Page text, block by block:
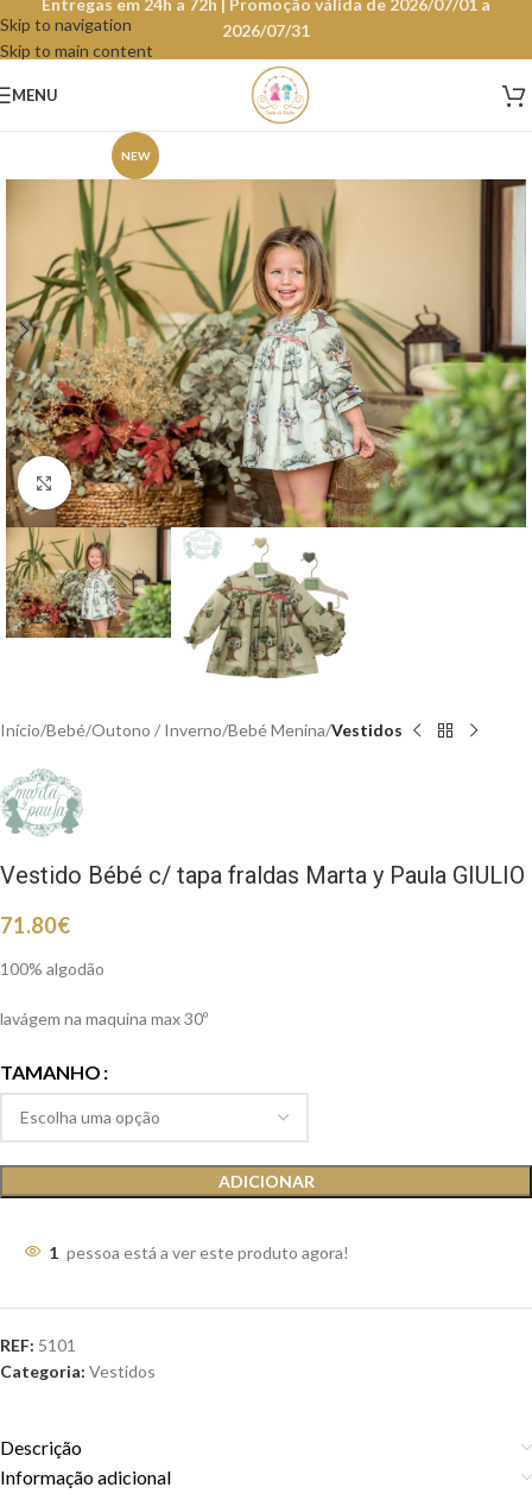
Skip to navigation
Skip to main content
Entregas em 24h a 72h | Promoção válida de 2026/07/01 a
2026/07/31
MENU
NEW
Clique para aumentar
Início Bebé Outono / Inverno Bebé Menina Vestidos
Vestido Bébé c/ tapa fraldas Marta y Paula GIULIO
71.80€
100% algodão
lavágem na maquina max 30º
TAMANHO
ADICIONAR
1 pessoa está a ver este produto agora!
REF: 5101
Categoria: Vestidos
Descrição
Informação adicional